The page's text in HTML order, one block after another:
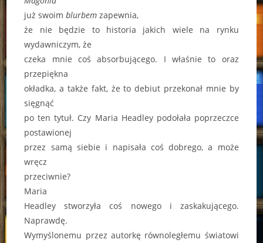
już swoimblurbemzapewnia,
że nie będzie to historia jakich wiele na rynku
wydawniczym, że
czeka mnie coś absorbującego. I właśnie to oraz
przepiękna
okładka, a także fakt, że to debiut przekonał mnie by
sięgnąć
po ten tytuł. Czy Maria Headley podołała poprzeczce
postawionej
przez samą siebie i napisała coś dobrego, a może
wręcz
przeciwnie?
Maria
Headley stworzyła coś nowego i zaskakującego.
Naprawdę.
Wymyślonemu przez autorkę równoległemu światowi